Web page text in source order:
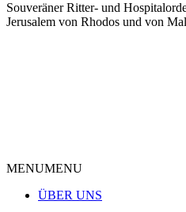
Souveräner Ritter- und
Jerusalem von Rhodos und von
MENUMENU
ÜBER UNS